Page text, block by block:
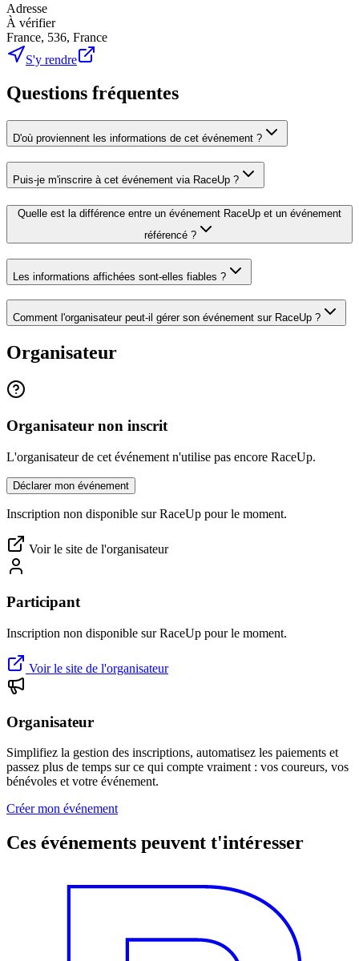
Adresse
À vérifier
France, 536, France
S'y rendre
Questions fréquentes
D'où proviennent les informations de cet événement ?
Puis-je m'inscrire à cet événement via RaceUp ?
Quelle est la différence entre un événement RaceUp et un événement
référencé ?
Les informations affichées sont-elles fiables ?
Comment l'organisateur peut-il gérer son événement sur RaceUp ?
Organisateur
Organisateur non inscrit
L'organisateur de cet événement n'utilise pas encore RaceUp.
Déclarer mon événement
Inscription non disponible sur RaceUp pour le moment.
Voir le site de l'organisateur
Participant
Inscription non disponible sur RaceUp pour le moment.
Voir le site de l'organisateur
Organisateur
Simplifiez la gestion des inscriptions, automatisez les paiements et
passez plus de temps sur ce qui compte vraiment : vos coureurs, vos
bénévoles et votre événement.
Créer mon événement
Ces événements peuvent t'intéresser